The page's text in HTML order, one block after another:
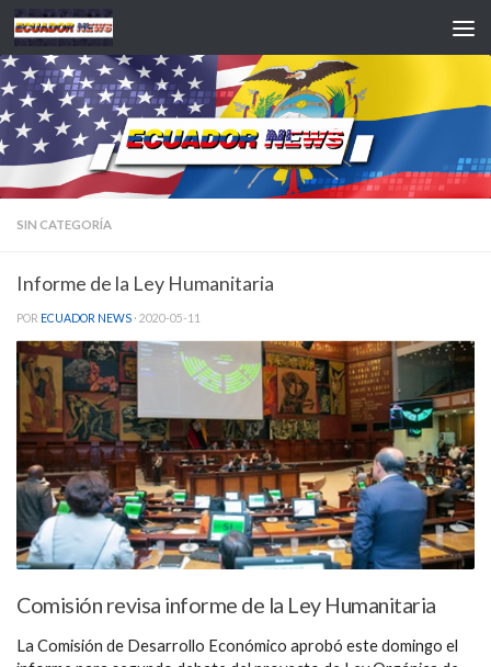
Saltar al contenido
SIN CATEGORÍA
Informe de la Ley Humanitaria
POR ECUADOR NEWS · 2020-05-11
Comisión revisa informe de la Ley Humanitaria
La Comisión de Desarrollo Económico aprobó este domingo el